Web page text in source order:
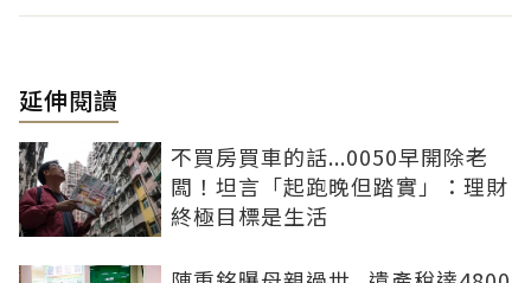
延伸閱讀
不買房買車的話...0050早開除老
闆！坦言「起跑晚但踏實」：理財
終極目標是生活